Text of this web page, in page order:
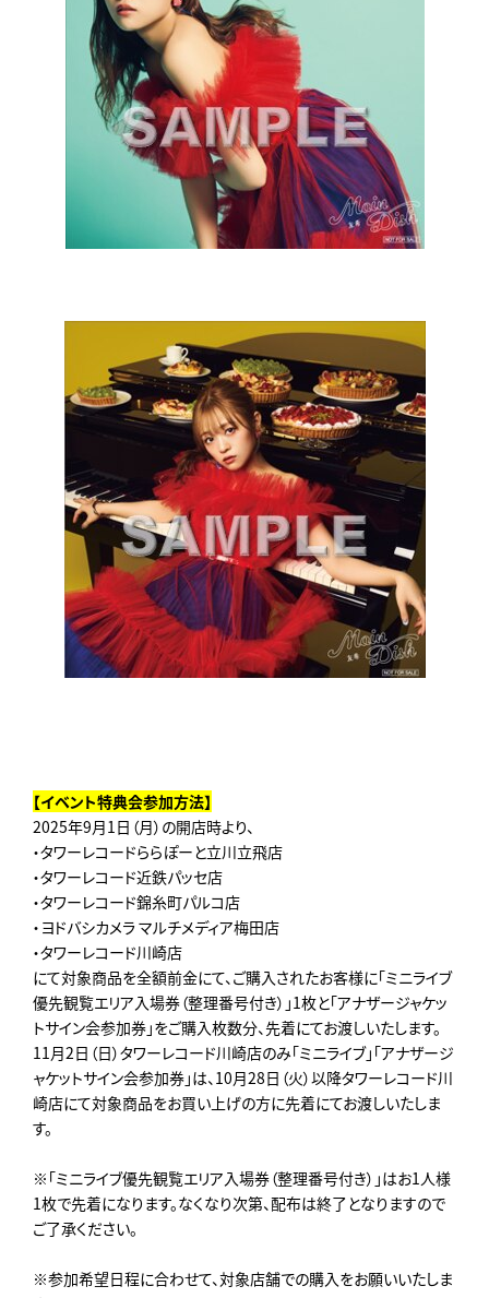
【イベント特典会参加方法】
2025年9月1日（月）の開店時より、
・タワーレコードららぽーと立川立飛店
・タワーレコード近鉄パッセ店
・タワーレコード錦糸町パルコ店
・ヨドバシカメラ マルチメディア梅田店
・タワーレコード川崎店
にて対象商品を全額前金にて、ご購入されたお客様に「ミニライブ
優先観覧エリア入場券（整理番号付き）」1枚と「アナザージャケッ
トサイン会参加券」をご購入枚数分、先着にてお渡しいたします。
11月2日（日）タワーレコード川崎店のみ「ミニライブ」「アナザージ
ャケットサイン会参加券」は、10月28日（火）以降タワーレコード川
崎店にて対象商品をお買い上げの方に先着にてお渡しいたしま
す。
※「ミニライブ優先観覧エリア入場券（整理番号付き）」はお1人様
1枚で先着になります。なくなり次第、配布は終了となりますので
ご了承ください。
※参加希望日程に合わせて、対象店舗での購入をお願いいたしま